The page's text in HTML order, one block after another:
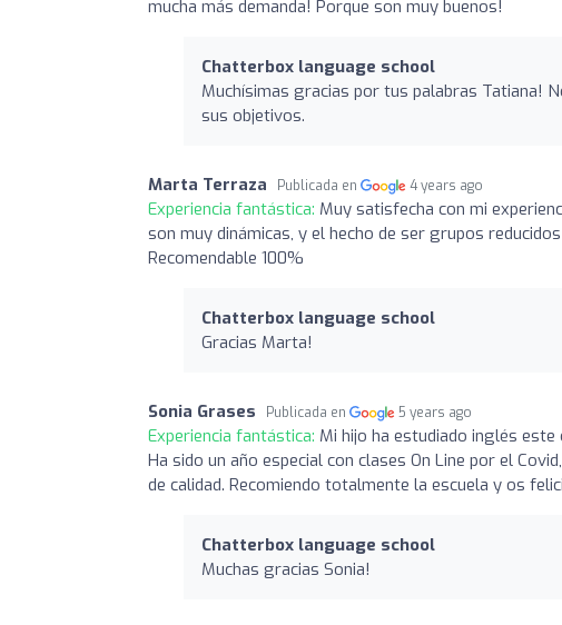
mucha más demanda! Porque son muy buenos!
Chatterbox language school
Muchísimas gracias por tus palabras Tatiana!
sus objetivos.
Marta Terraza Publicada en 4 years ago
Experiencia fantástica: Muy satisfecha con mi
son muy dinámicas, y el hecho de ser grupos
Recomendable 100%
Chatterbox language school
Gracias Marta!
Sonia Grases Publicada en 5 years ago
Experiencia fantástica: Mi hijo ha estudiado inglés
Ha sido un año especial con clases On Line por el
de calidad. Recomiendo totalmente la escuela y os
Chatterbox language school
Muchas gracias Sonia!